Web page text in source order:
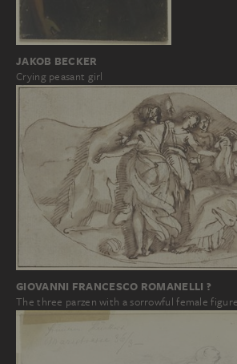
JAKOB BECKER
Crying peasant girl
GIOVANNI FRANCESCO ROMANELLI ?
The three parzen with a sorrowful female figure